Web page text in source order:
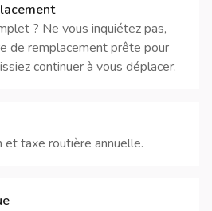
? Ne vous inquiétez pas,
de remplacement prête pour
continuer à vous déplacer.
et taxe routière annuelle.